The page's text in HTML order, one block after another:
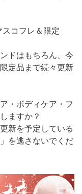
コフレ＆限定
ドはもちろん、今
定品まで続々更新
・ボディケア・フ
ますか？
新を予定している
を逃さないでくだ